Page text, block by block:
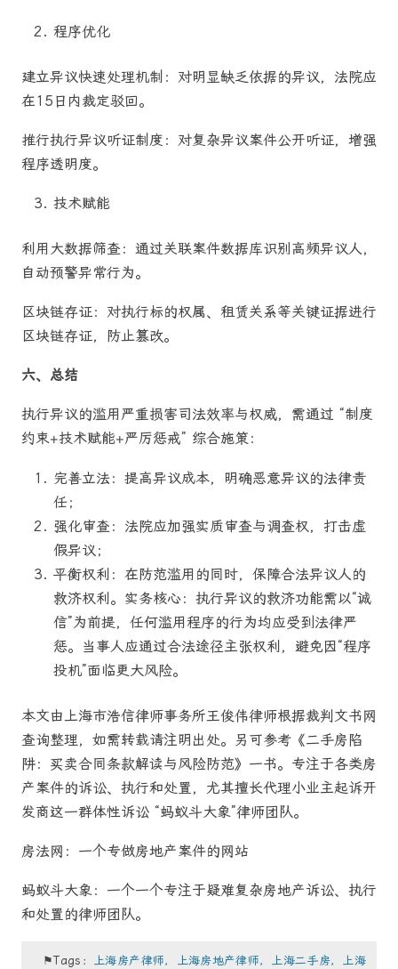
程序优化
建立异议快速处理机制：对明显缺乏依据的异议，法院应
在15日内裁定驳回。
推行执行异议听证制度：对复杂异议案件公开听证，增强
程序透明度。
技术赋能
利用大数据筛查：通过关联案件数据库识别高频异议人，
自动预警异常行为。
区块链存证：对执行标的权属、租赁关系等关键证据进行
区块链存证，防止篡改。
六、总结
执行异议的滥用严重损害司法效率与权威，需通过 “制度
约束+技术赋能+严厉惩戒” 综合施策：
完善立法：提高异议成本，明确恶意异议的法律责
任；
强化审查：法院应加强实质审查与调查权，打击虚
假异议；
平衡权利：在防范滥用的同时，保障合法异议人的
救济权利。实务核心：执行异议的救济功能需以“诚
信”为前提，任何滥用程序的行为均应受到法律严
惩。当事人应通过合法途径主张权利，避免因“程序
投机”面临更大风险。
本文由上海市浩信律师事务所王俊伟律师根据裁判文书网
查询整理，如需转载请注明出处。另可参考《二手房陷
阱：买卖合同条款解读与风险防范》一书。专注于各类房
产案件的诉讼、执行和处置，尤其擅长代理小业主起诉开
发商这一群体性诉讼 “蚂蚁斗大象”律师团队。
房法网：一个专做房地产案件的网站
蚂蚁斗大象：一个一个专注于疑难复杂房地产诉讼、执行
和处置的律师团队。
⚑Tags： 上海房产律师，上海房地产律师，上海二手房，上海